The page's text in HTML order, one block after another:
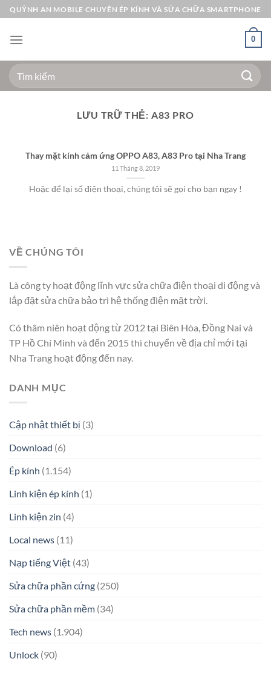
Bỏ
qua
nội
QUỲNH AN MOBILE CHUYÊN ÉP KÍNH VÀ SỬA CHỮA SMARTPHONE
0
Tìm
kiếm:
LƯU TRỮ THẺ: A83 PRO
Thay mặt kính cảm ứng OPPO A83, A83 Pro tại Nha Trang
11 Tháng 8, 2019
Hoặc để lại số điện thoại, chúng tôi sẽ gọi cho bạn ngay !
VỀ CHÚNG TÔI
Là công ty hoạt động lĩnh vực sửa chữa điện thoại di động và
lắp đặt sửa chữa bảo trì hệ thống điện mặt trời.
Có thâm niên hoạt động từ 2012 tại Biên Hòa, Đồng Nai và
TP Hồ Chí Minh và đến 2015 thì chuyển về địa chỉ mới tại
Nha Trang hoạt động đến nay.
DANH MỤC
Cập nhật thiết bị (3)
Download (6)
Ép kính (1.154)
Linh kiện ép kính (1)
Linh kiện zin (4)
Local news (11)
Nạp tiếng Việt (43)
Sửa chữa phần cứng (250)
Sửa chữa phần mềm (34)
Tech news (1.904)
Unlock (90)